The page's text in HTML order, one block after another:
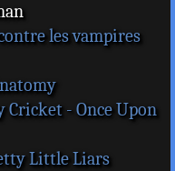
les vampires
- Once Upon
Little Liars